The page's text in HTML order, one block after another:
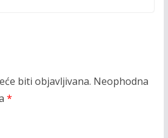
biti objavljivana. Neophodna
*